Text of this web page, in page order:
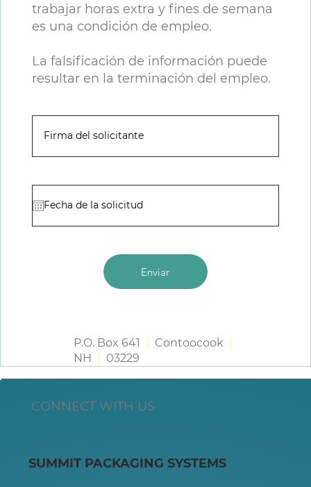
trabajar horas extra y fines de semana
es una condición de empleo.
La falsificación de información puede
resultar en la terminación del empleo.
Enviar
P.O. Box 641 Contoocook
NH
03229
CONNECT WITH US
SUMMIT PACKAGING SYSTEMS